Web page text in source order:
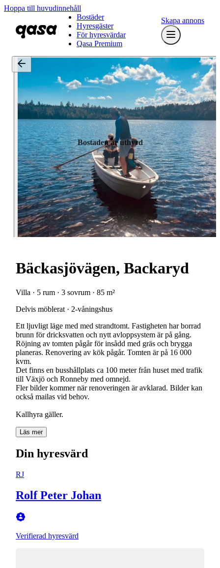
Hoppa till huvudinnehåll
Bostäder
Hyresgäster
För hyresvärdar
Qasa Premium
Skapa annons
Bostaden är uthyrd
Bäckasjövägen, Backaryd
Villa · 5 rum · 3 sovrum · 85 m²
Delvis möblerat · 2-våningshus
Ett ljuvligt läge med med strandtomt. Fastigheten har borrad
brunn för dricksvatten och nytt avloppsystem är på gång.
Röjning av tomten pågår för insådd med gräs och brygga
planeras. Renovering av kök pågår. Tomten är på 16 000
kvm.
Det finns en busshållplats ca 100 meter från huset med trafik
till Växjö och Ronneby med omnejd.
Fler bilder kommer när renoveringen är avklarad. Bilder kan
också mailas vid behov.
Läs mer
Din hyresvärd
RJ
Rolf Peter Johan
Verifierad hyresvärd